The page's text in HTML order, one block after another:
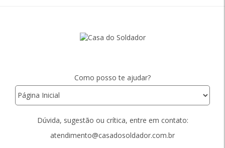
Como posso te ajudar?
Dúvida, sugestão ou crítica, entre em contato:
atendimento@casadosoldador.com.br